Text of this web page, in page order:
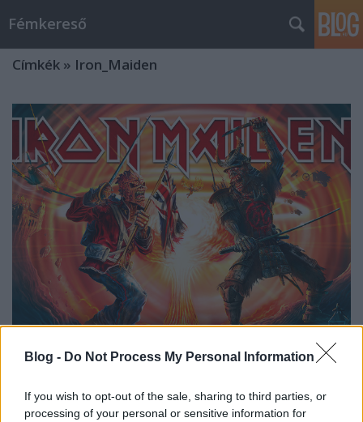
Blog - Do Not Process My Personal Information
If you wish to opt-out of the sale, sharing to third parties, or
processing of your personal or sensitive information for
Fémkereső
Címkék » Iron_Maiden
Vértestvériség (Iron Maiden a
HORNER •2022. június 08.